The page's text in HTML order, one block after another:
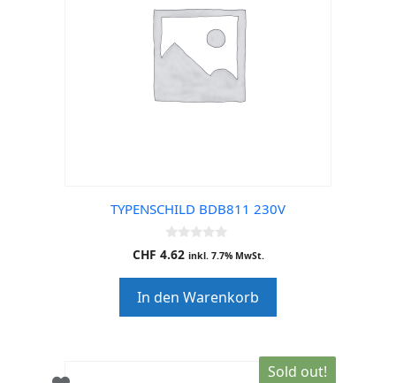
TYPENSCHILD BDB811 230V
0
o
o
f
5
CHF 4.62 inkl. 7.7% MwSt.
In den Warenkorb
Sold out!